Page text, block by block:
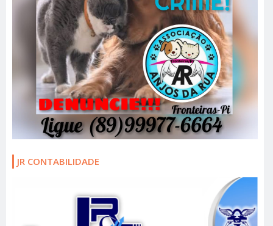
JR CONTABILIDADE